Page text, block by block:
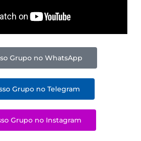
Grupo no WhatsApp
Grupo no Telegram
Grupo no Instagram